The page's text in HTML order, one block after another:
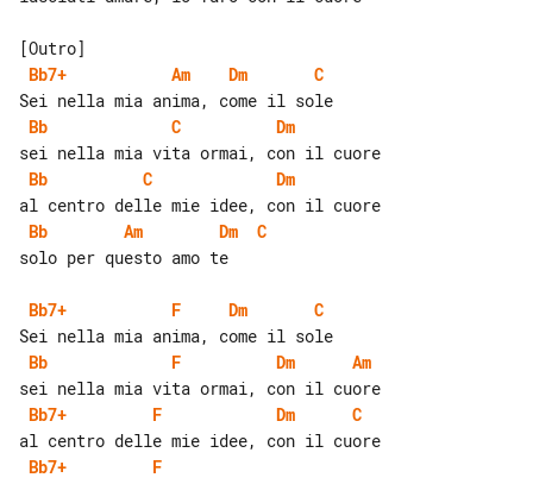
Bb7+
Am Dm
C
Bb
C
Dm
Bb
C
Dm
Bb
Am Dm
C
solo per questo amo te
Bb7+ F Dm
C
Bb
F Dm
Am
Bb7+
F Dm
C
Bb7+
F